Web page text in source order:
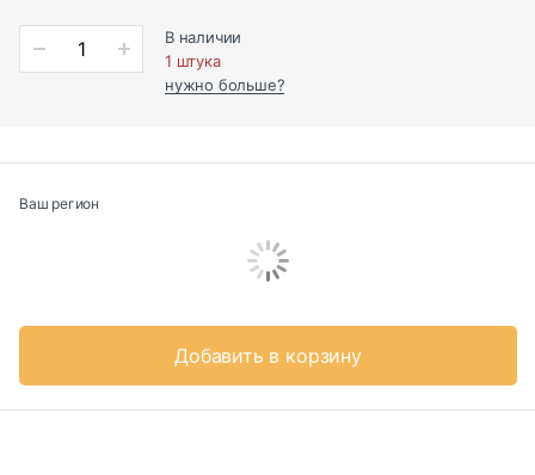
В наличии
1 штука
нужно больше?
Ваш регион
Добавить в корзину